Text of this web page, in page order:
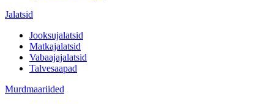
Jalatsid
Jooksujalatsid
Matkajalatsid
Vabaajajalatsid
Talvesaapad
Murdmaariided